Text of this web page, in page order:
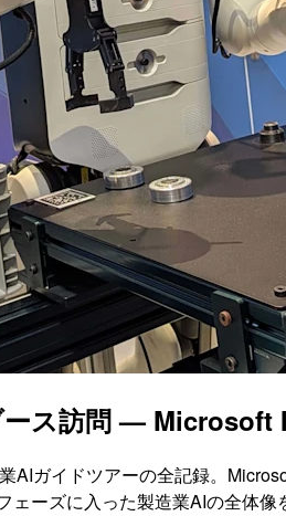
ス訪問 — Microsoft
ガイドツアーの全記録。
ーズに入った製造業AIの全体像